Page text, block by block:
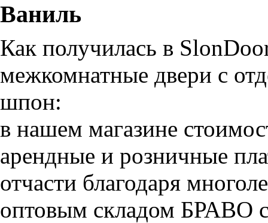
Ваниль
Как получилась в
межкомнатные двери с
шпон:
в нашем магазине
арендные и розничные
отчасти благодаря
оптовым складом БРАВО с